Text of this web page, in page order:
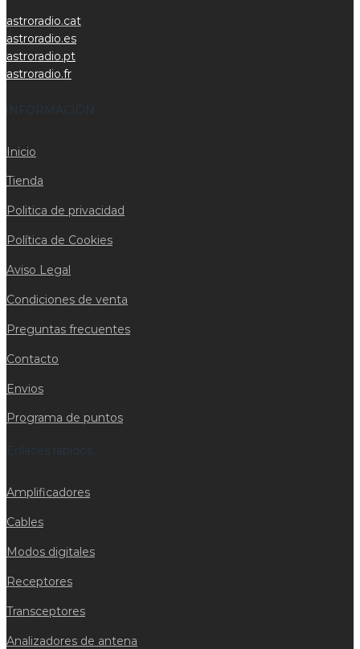
astroradio.cat
astroradio.es
astroradio.pt
astroradio.fr
iNFORMACIÓN
Inicio
Tienda
Politica de privacidad
Política de Cookies
Aviso Legal
Condiciones de venta
Preguntas frecuentes
Contacto
Envios
Programa de puntos
Enlaces rapidos
Amplificadores
Cables
Modos digitales
Receptores
Transceptores
Analizadores de antena